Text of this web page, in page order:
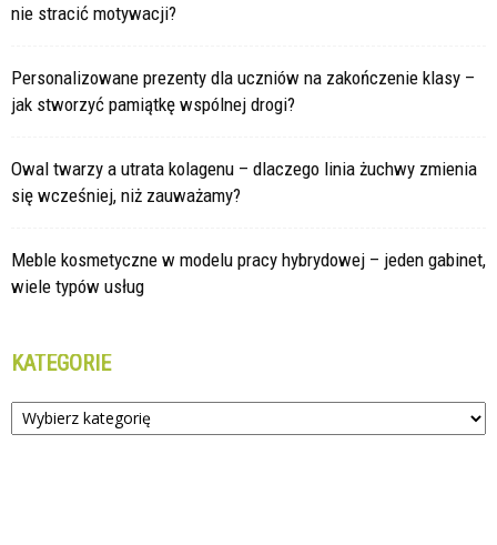
nie stracić motywacji?
Personalizowane prezenty dla uczniów na zakończenie klasy –
jak stworzyć pamiątkę wspólnej drogi?
Owal twarzy a utrata kolagenu – dlaczego linia żuchwy zmienia
się wcześniej, niż zauważamy?
Meble kosmetyczne w modelu pracy hybrydowej – jeden gabinet,
wiele typów usług
KATEGORIE
Kategorie